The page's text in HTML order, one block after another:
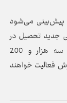
پیش‌بینی می‌شود
جدید تحصیل در
15 هزار کلاس درس دولتی و غیردولتی، و سه هزار و 200
و پرورش فعالیت خواهند